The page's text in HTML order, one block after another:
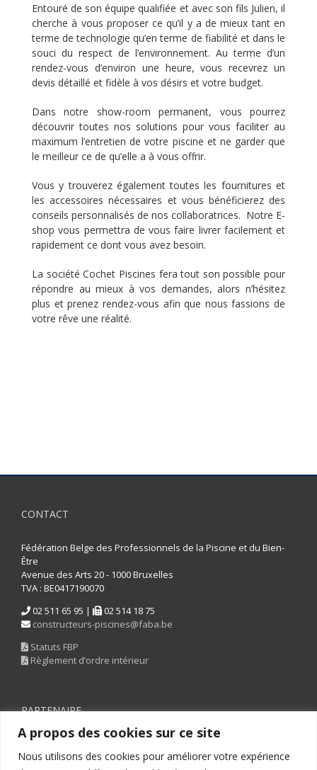
A propos des cookies sur ce site
Nous utilisons des cookies pour améliorer votre expérience
Entouré de son équipe qualifiée et avec son fils Julien, il
cherche à vous proposer ce qu’il y a de mieux tant en
terme de technologie qu’en terme de fiabilité et dans le
souci du respect de l’environnement. Au terme d’un
rendez-vous d’environ une heure, vous recevrez un
devis détaillé et fidèle à vos désirs et votre budget.
Dans notre show-room permanent, vous pourrez
découvrir toutes nos solutions pour vous faciliter au
maximum l’entretien de votre piscine et ne garder que
le meilleur ce de qu’elle a à vous offrir.
Vous y trouverez également toutes les fournitures et
les accessoires nécessaires et vous bénéficierez des
conseils personnalisés de nos collaboratrices. Notre E-
shop vous permettra de vous faire livrer facilement et
rapidement ce dont vous avez besoin.
La société Cochet Piscines fera tout son possible pour
répondre au mieux à vos demandes, alors n’hésitez
plus et prenez rendez-vous afin que nous fassions de
votre rêve une réalité.
CONTACT
Fédération Belge des Professionnels de la Piscine et du Bien-
Être
Avenue des Arts 20 - 1000 Bruxelles
TVA : BE0417190070
02 511 65 95 |
02 514 18 75
constructeurs-piscines@faba.be
Statuts FBP
Règlement d’ordre intérieur
PARTENAIRE